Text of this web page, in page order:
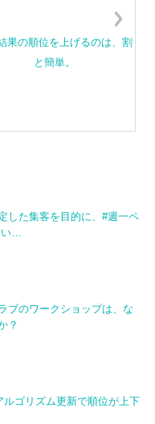
果の順位を上げるのは、割
と簡単。
した集客を目的に、#週一ペ
い…
ブのワークショップは、な
？
ルゴリズム更新で順位が上下